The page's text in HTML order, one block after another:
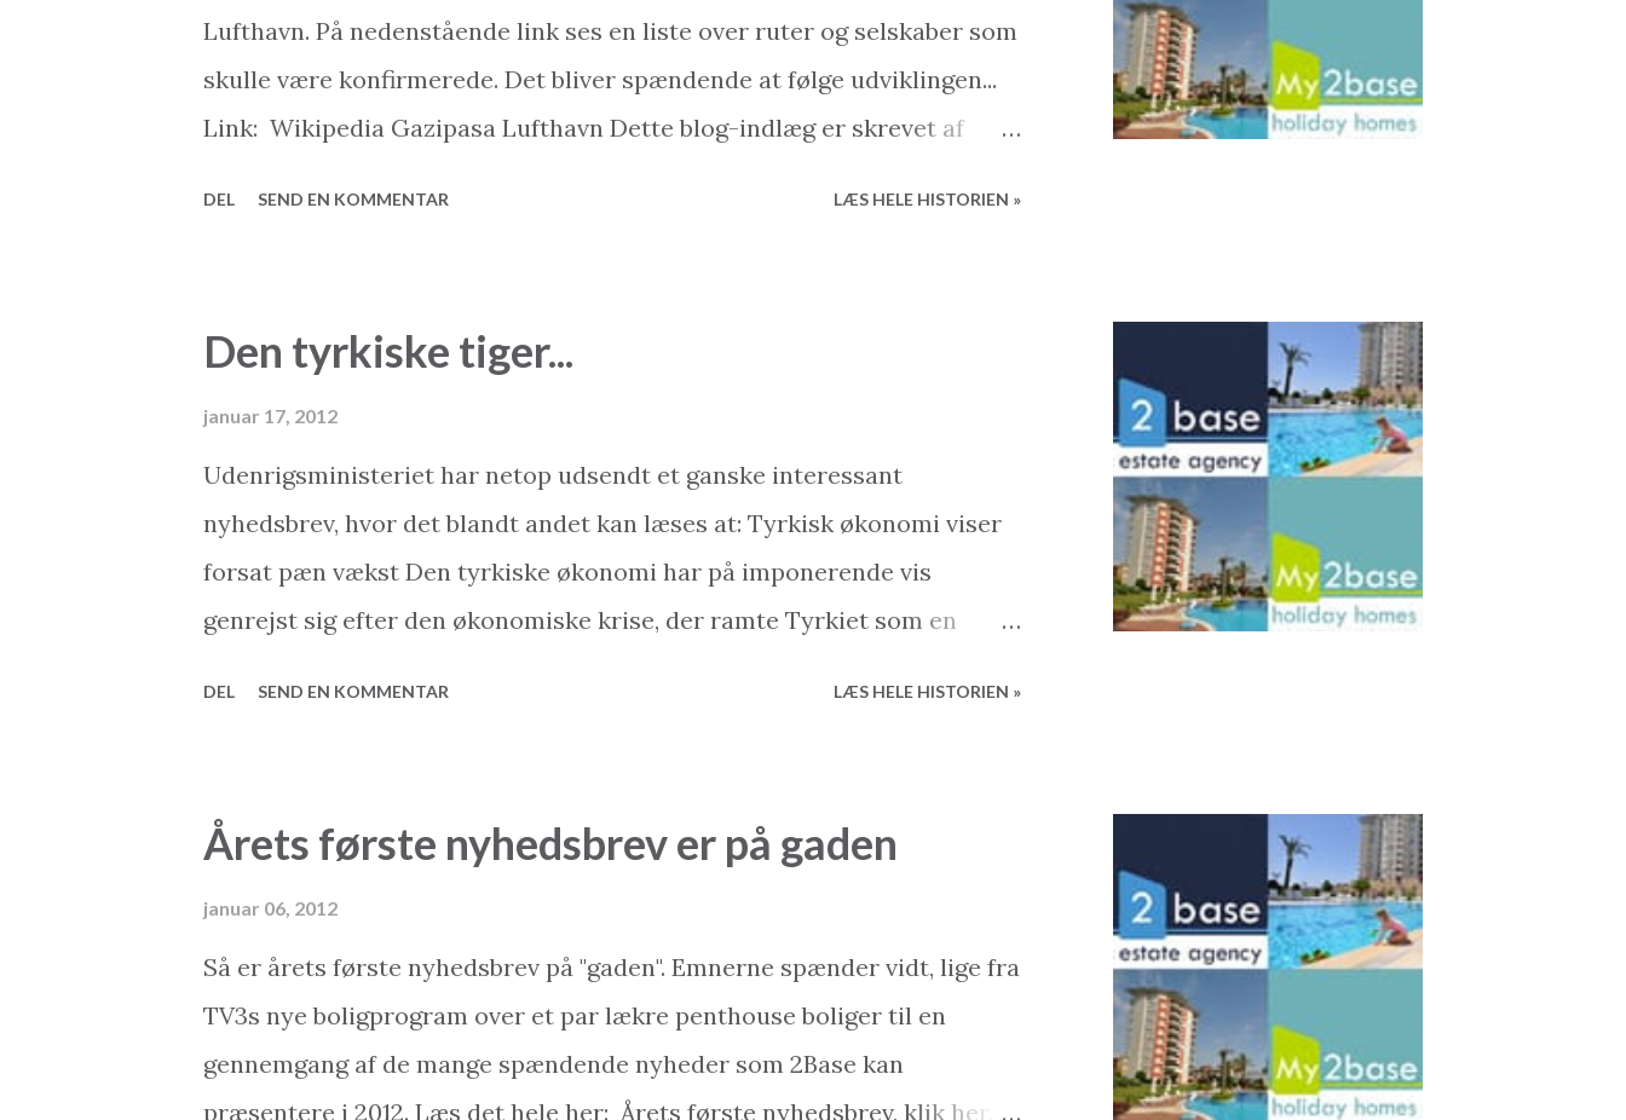
Lufthavn. På nedenstående link ses en liste over ruter og selskaber som
skulle være konfirmerede. Det bliver spændende at følge udviklingen...
Link: Wikipedia Gazipasa Lufthavn Dette blog-indlæg er skrevet af
med speciale i tyrkiske ferieboliger, kan vi tilbyde jer det bredeste
udvalg af gode boliger og bedste services. - Bedste og største udvalg af
boliger fra både private sælgere og byggefirmaer - Højt niveau af ærlig
og pålidelig information - Bedste service efter købet såsom udlejning,
opsynsservice og online-shop. Facebook: Få vores nyheder direkte via
Facebook – "Like/ Syntes godt om" os, og læs vores store, små og sjove
DEL SEND EN KOMMENTAR LÆS HELE HISTORIEN »
Den tyrkiske tiger...
januar 17, 2012
Udenrigsministeriet har netop udsendt et ganske interessant
nyhedsbrev, hvor det blandt andet kan læses at: Tyrkisk økonomi viser
forsat pæn vækst Den tyrkiske økonomi har på imponerende vis
genrejst sig efter den økonomiske krise, der ramte Tyrkiet som en
hurtigst voksende økonomi efter Kina. Økonomiske nøgletal i tyrkiet
giver anledning til optimisme Arbejdsløsheden er faldende (ca. 9,2
procent % ved juni 2011) Inflationen har nået det laveste niveau i 40 år
(ca. 6 %). Den tyrkiske banksektor har også vist sig usædvanlig robust,
hvilket blandt andet blev illustreret ved, at ingen af Tyrkiets banker
måtte dreje nøglen om under krisen – og det selvom ingen af dem
modtog hjælp fra staten. Øget dansk interesse Flere danske
DEL SEND EN KOMMENTAR LÆS HELE HISTORIEN »
Årets første nyhedsbrev er på gaden
januar 06, 2012
Så er årets første nyhedsbrev på "gaden". Emnerne spænder vidt, lige fra
TV3s nye boligprogram over et par lækre penthouse boliger til en
gennemgang af de mange spændende nyheder som 2Base kan
præsentere i 2012. Læs det hele her: Årets første nyhedsbrev, klik her.....